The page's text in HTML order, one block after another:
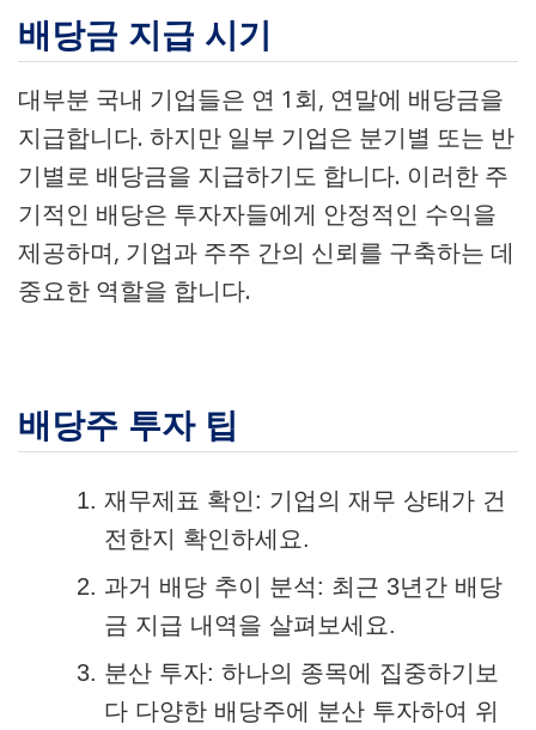
배당금 지급 시기
대부분 국내 기업들은 연 1회, 연말에 배당금을
지급합니다. 하지만 일부 기업은 분기별 또는 반
기별로 배당금을 지급하기도 합니다. 이러한 주
기적인 배당은 투자자들에게 안정적인 수익을
제공하며, 기업과 주주 간의 신뢰를 구축하는 데
중요한 역할을 합니다.
배당주 투자 팁
재무제표 확인: 기업의 재무 상태가 건
전한지 확인하세요.
과거 배당 추이 분석: 최근 3년간 배당
금 지급 내역을 살펴보세요.
분산 투자: 하나의 종목에 집중하기보
다 다양한 배당주에 분산 투자하여 위